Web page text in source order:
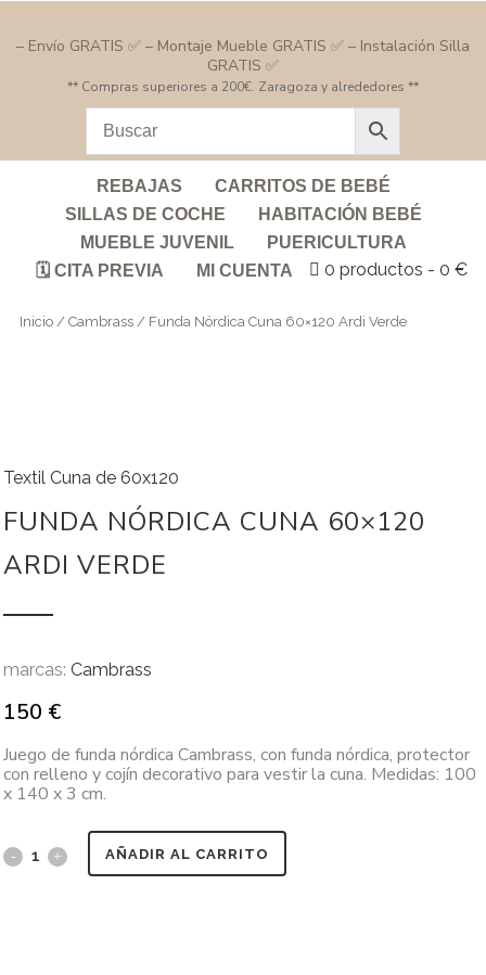
– Envío GRATIS ✅ – Montaje Mueble GRATIS ✅ – Instalación Silla
GRATIS ✅
** Compras superiores a 200€. Zaragoza y alrededores **
REBAJAS
CARRITOS DE BEBÉ
SILLAS DE COCHE
HABITACIÓN BEBÉ
MUEBLE JUVENIL
PUERICULTURA
🗓️ CITA PREVIA
MI CUENTA 0 productos 0 €
Inicio / Cambrass / Funda Nórdica Cuna 60×120 Ardi Verde
Textil Cuna de 60x120
FUNDA NÓRDICA CUNA 60×120
ARDI VERDE
marcas: Cambrass
150 €
Juego de funda nórdica Cambrass, con funda nórdica, protector
con relleno y cojín decorativo para vestir la cuna. Medidas: 100
x 140 x 3 cm.
AÑADIR AL CARRITO